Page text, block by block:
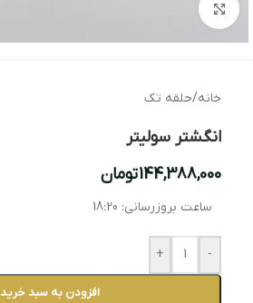
بزرگنمایی تصویر
خانه/حلقه تک
انگشتر سولیتر
144,388,000تومان
ساعت بروزرسانی: 18:20
-
+
افزودن به سبد خرید